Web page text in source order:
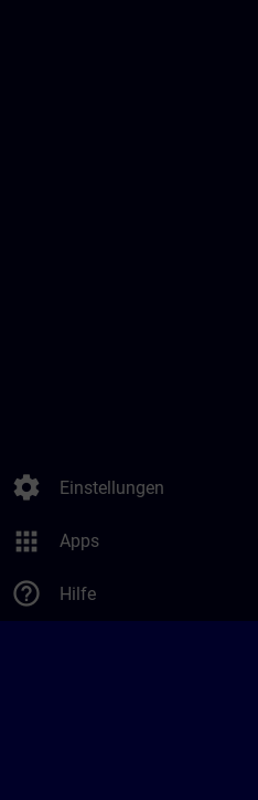
settings Einstellungen
apps Apps
help_outline Hilfe